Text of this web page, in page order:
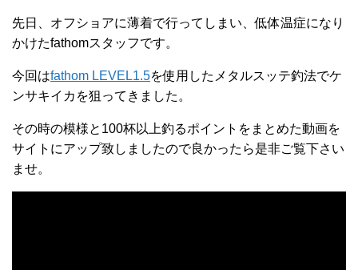
先日、オフショアに薄着で行ってしまい、低体温症になり
かけたfathomスタッフです。
今回はfathom LEVEL1.5を使用したメタルスッテ釣法でケ
ンサキイカを狙ってきました。
その時の模様と100杯以上釣るポイントをまとめた動画を
サイトにアップ致しましたので良かったら是非ご覧下さい
ませ。